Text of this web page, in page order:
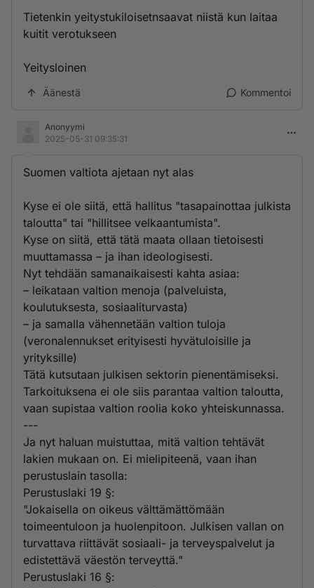
Tietenkin yeitystukiloisetnsaavat niistä kun laitaa
kuitit verotukseen
Yeitysloinen
Äänestä Kommentoi
Anonyymi
2025-05-31 09:35:31
Suomen valtiota ajetaan nyt alas
Kyse ei ole siitä, että hallitus "tasapainottaa julkista
taloutta" tai "hillitsee velkaantumista".
Kyse on siitä, että tätä maata ollaan tietoisesti
muuttamassa – ja ihan ideologisesti.
Nyt tehdään samanaikaisesti kahta asiaa:
– leikataan valtion menoja (palveluista,
koulutuksesta, sosiaaliturvasta)
– ja samalla vähennetään valtion tuloja
(veronalennukset erityisesti hyvätuloisille ja
yrityksille)
Tätä kutsutaan julkisen sektorin pienentämiseksi.
Tarkoituksena ei ole siis parantaa valtion taloutta,
vaan supistaa valtion roolia koko yhteiskunnassa.
---
Ja nyt haluan muistuttaa, mitä valtion tehtävät
lakien mukaan on. Ei mielipiteenä, vaan ihan
perustuslain tasolla:
Perustuslaki 19 §:
"Jokaisella on oikeus välttämättömään
toimeentuloon ja huolenpitoon. Julkisen vallan on
turvattava riittävät sosiaali- ja terveyspalvelut ja
edistettävä väestön terveyttä."
Perustuslaki 16 §: